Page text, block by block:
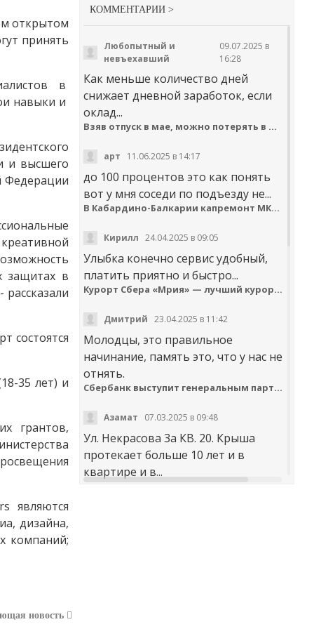
открытом
принять
в
навыки и
и высшего
Федерации
защитах в
состоятся
35 лет) и
грантов,
являются
дизайна,
компаний;
новость
КОММЕНТАРИИ >
Любопытный и
невъехавший
09.07.2025 в
16:28
Как меньше количество дней
снижает дневной заработок, если
оклад...
Взяв отпуск в мае, можно потерять в деньгах
арт 11.06.2025 в 14:17
до 100 процентов это как понять
вот у мня соседи по подъезду не...
В Кабардино-Балкарии капремонт МКД идёт с опережением графика
Кирилл 24.04.2025 в 09:05
Улыбка конечно сервис удобный,
платить приятно и быстро...
Курорт Сбера «Мрия» — лучший курортный отель по версии Russian Hospitality Awards
Дмитрий 23.04.2025 в 11:42
Молодцы, это правильное
начинание, память это, что у нас не
отнять.
Сбербанк выступит генеральным партнером онлайн-шествия «Бессмертный полк»
Азамат 07.03.2025 в 09:48
Ул. Некрасова 3а КВ. 20. Крыша
протекает больше 10 лет и в
квартире и в...